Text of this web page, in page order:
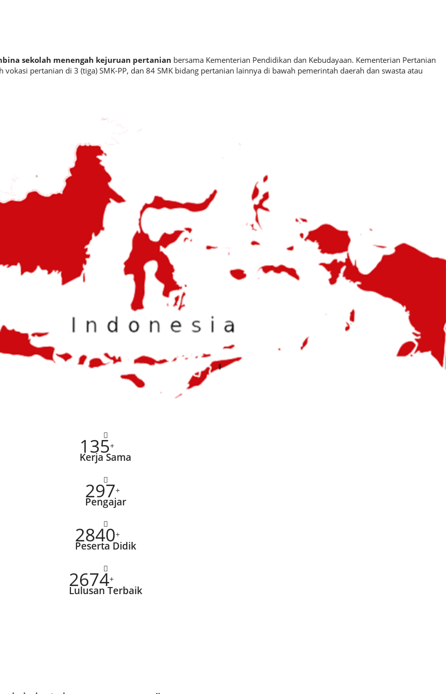
sekolah menengah kejuruan pertanian bersama Kementerian Pendidikan dan Kebudayaan. Kementerian Pertanian
pertanian di 3 (tiga) SMK-PP, dan 84 SMK bidang pertanian lainnya di bawah pemerintah daerah dan swasta atau
135+
Kerja Sama
297+
Pengajar
2840+
Peserta Didik
2674+
Lulusan Terbaik